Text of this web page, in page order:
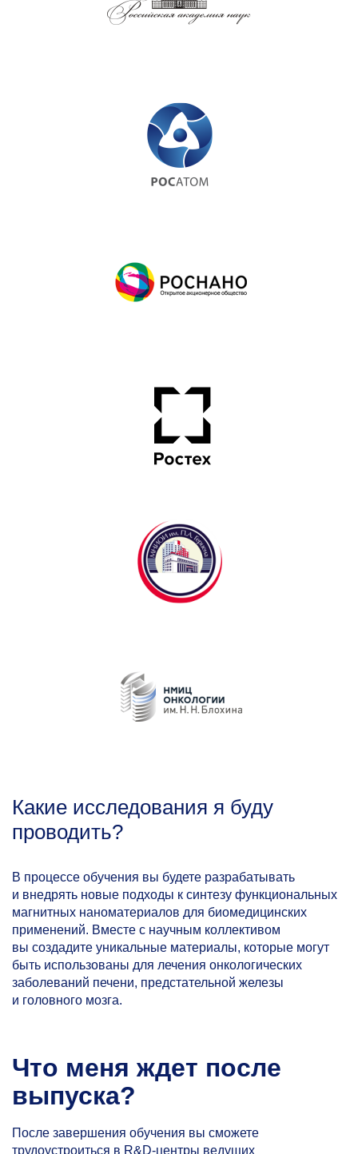
Какие исследования я буду
проводить?
В процессе обучения вы будете разрабатывать
и внедрять новые подходы к синтезу функциональных
магнитных наноматериалов для биомедицинских
применений. Вместе с научным коллективом
вы создадите уникальные материалы, которые могут
быть использованы для лечения онкологических
заболеваний печени, предстательной железы
и головного мозга.
Что меня ждет после
выпуска?
После завершения обучения вы сможете
трудоустроиться в R&D-центры ведущих